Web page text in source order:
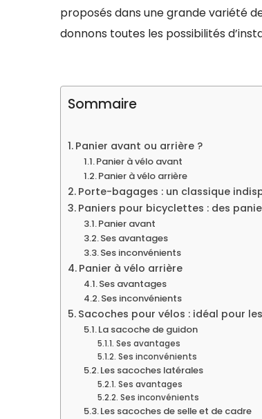
proposés dans une grande variété
donnons toutes les possibilités
Sommaire
Panier avant ou arrière ?
Panier à vélo avant
Panier à vélo arrière
Porte-bagages : un classique
Paniers pour bicyclettes : des
Panier avant
Ses avantages
Ses inconvénients
Panier à vélo arrière
Ses avantages
Ses inconvénients
Sacoches pour vélos : idéal pour
La sacoche de guidon
Ses avantages
Ses inconvénients
Les sacoches latérales
Ses avantages
Ses inconvénients
Les sacoches de selle et de cadre